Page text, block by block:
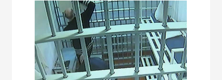
Giải Pháp Thiết
Bị Ngành Giáo
Dục
Giải Pháp Thiết
Bị Ngành Bán
Lẻ - Retail
Giải Pháp
Chuyên Dụng